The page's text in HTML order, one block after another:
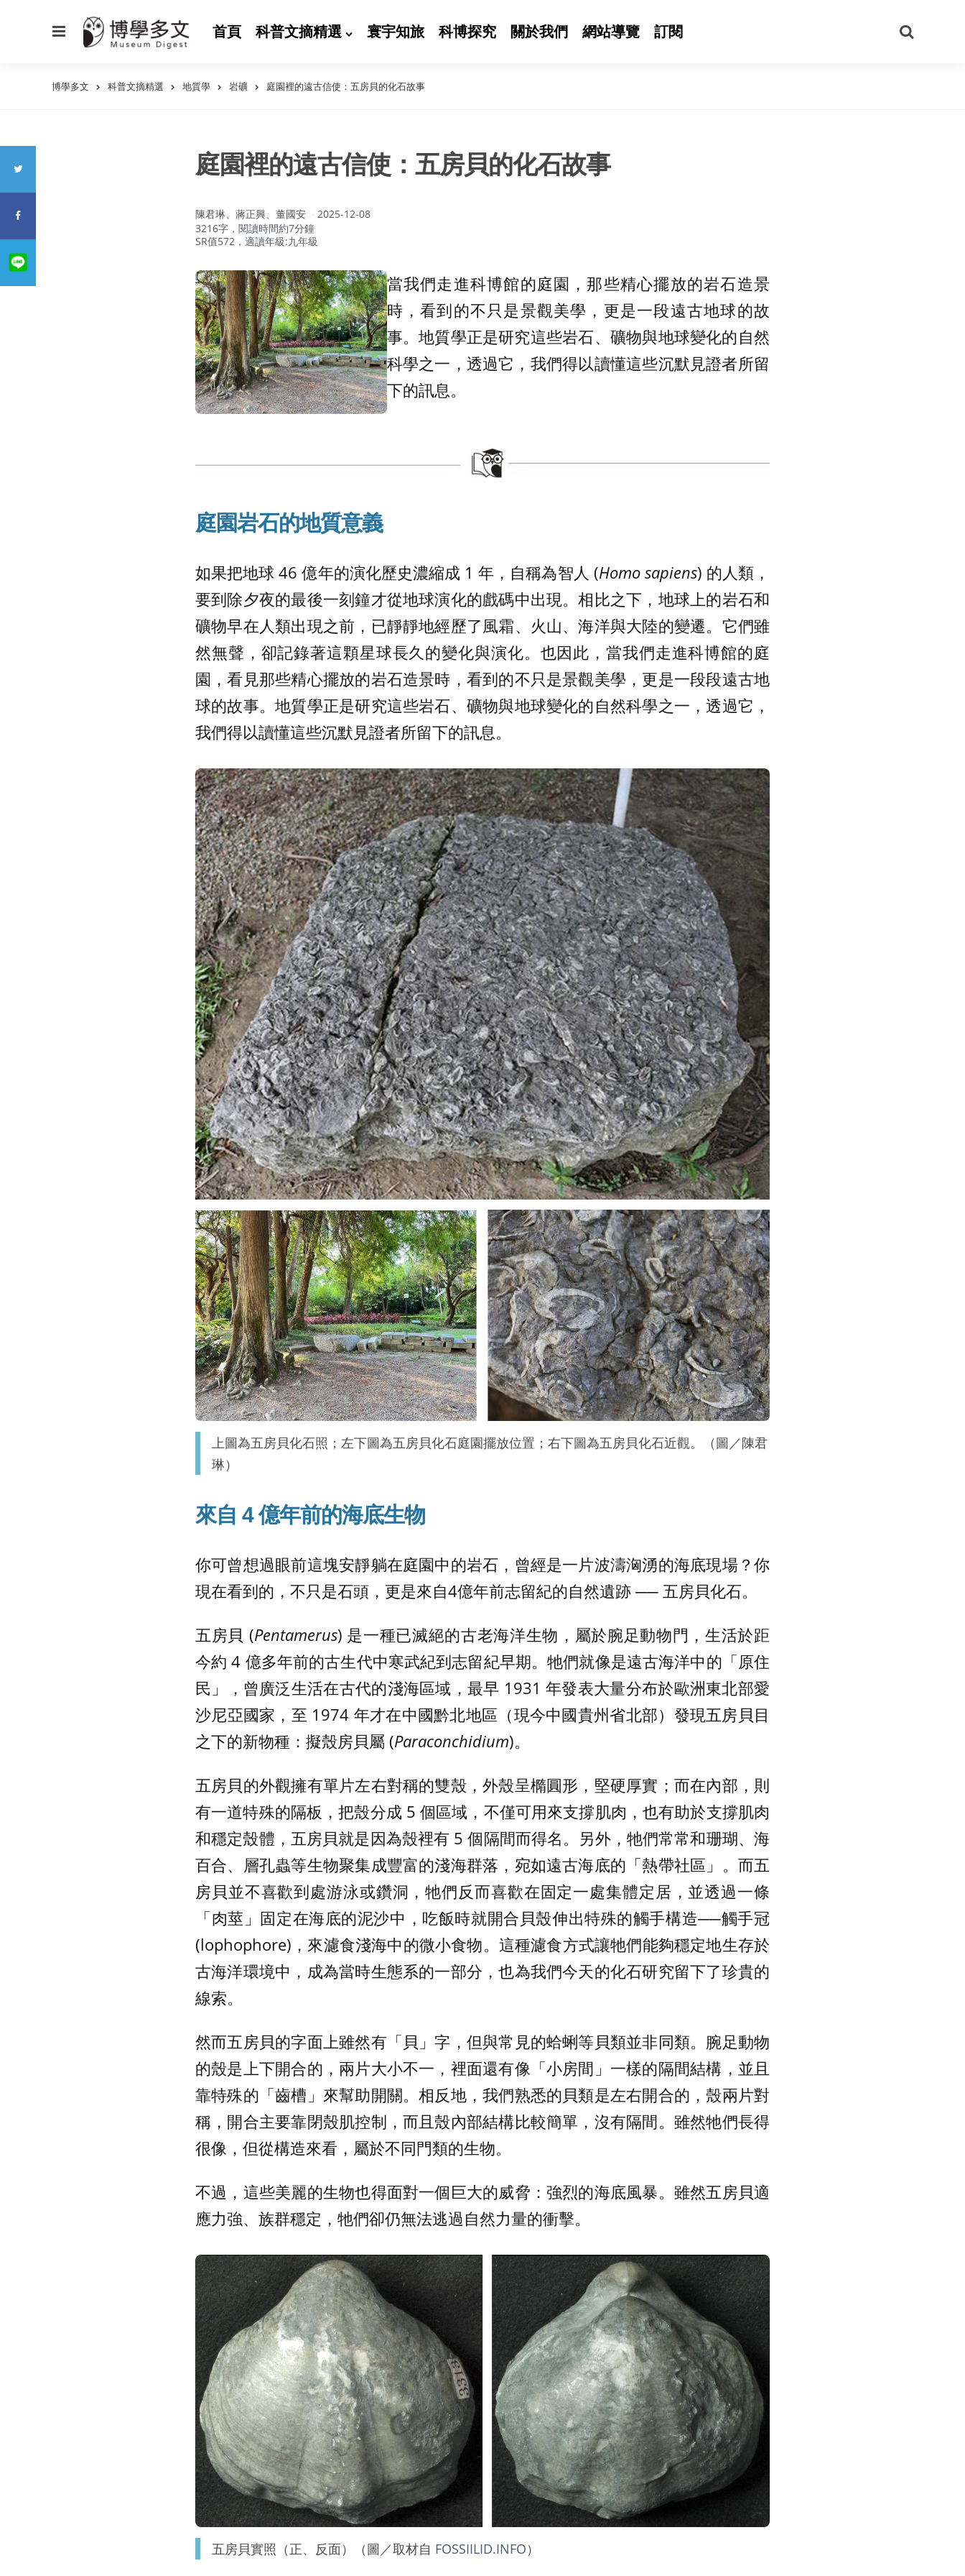
首頁 科普文摘精選 寰宇知旅 科博探究 關於我們 網站導覽 訂閱
尋
博學多文 科普文摘精選 地質學 岩礦 庭園裡的遠古信使：五房貝的化石故事
庭園裡的遠古信使：五房貝的化石故事
作
者：
陳君琳、蔣正興、董國安
2025-12-08
3216字，閱讀時間約7分鐘
SR值572，適讀年級:九年級
當我們走進科博館的庭園，那些精心擺放的岩石造景
時，看到的不只是景觀美學，更是一段遠古地球的故
事。地質學正是研究這些岩石、礦物與地球變化的自然
科學之一，透過它，我們得以讀懂這些沉默見證者所留
下的訊息。
庭園岩石的地質意義
如果把地球 46 億年的演化歷史濃縮成 1 年，自稱為智人 (Homo sapiens) 的人類，
要到除夕夜的最後一刻鐘才從地球演化的戲碼中出現。相比之下，地球上的岩石和
礦物早在人類出現之前，已靜靜地經歷了風霜、火山、海洋與大陸的變遷。它們雖
然無聲，卻記錄著這顆星球長久的變化與演化。也因此，當我們走進科博館的庭
園，看見那些精心擺放的岩石造景時，看到的不只是景觀美學，更是一段段遠古地
球的故事。地質學正是研究這些岩石、礦物與地球變化的自然科學之一，透過它，
我們得以讀懂這些沉默見證者所留下的訊息。
上圖為五房貝化石照；左下圖為五房貝化石庭園擺放位置；右下圖為五房貝化石近觀。（圖／陳君
琳）
來自 4 億年前的海底生物
你可曾想過眼前這塊安靜躺在庭園中的岩石，曾經是一片波濤洶湧的海底現場？你
現在看到的，不只是石頭，更是來自4億年前志留紀的自然遺跡 ── 五房貝化石。
五房貝 (Pentamerus) 是一種已滅絕的古老海洋生物，屬於腕足動物門，生活於距
今約 4 億多年前的古生代中寒武紀到志留紀早期。牠們就像是遠古海洋中的「原住
民」，曾廣泛生活在古代的淺海區域，最早 1931 年發表大量分布於歐洲東北部愛
沙尼亞國家，至 1974 年才在中國黔北地區（現今中國貴州省北部）發現五房貝目
之下的新物種：擬殼房貝屬 (Paraconchidium)。
五房貝的外觀擁有單片左右對稱的雙殼，外殼呈橢圓形，堅硬厚實；而在內部，則
有一道特殊的隔板，把殼分成 5 個區域，不僅可用來支撐肌肉，也有助於支撐肌肉
和穩定殼體，五房貝就是因為殼裡有 5 個隔間而得名。另外，牠們常常和珊瑚、海
百合、層孔蟲等生物聚集成豐富的淺海群落，宛如遠古海底的「熱帶社區」。而五
房貝並不喜歡到處游泳或鑽洞，牠們反而喜歡在固定一處集體定居，並透過一條
「肉莖」固定在海底的泥沙中，吃飯時就開合貝殼伸出特殊的觸手構造──觸手冠
(lophophore)，來濾食淺海中的微小食物。這種濾食方式讓牠們能夠穩定地生存於
古海洋環境中，成為當時生態系的一部分，也為我們今天的化石研究留下了珍貴的
線索。
然而五房貝的字面上雖然有「貝」字，但與常見的蛤蜊等貝類並非同類。腕足動物
的殼是上下開合的，兩片大小不一，裡面還有像「小房間」一樣的隔間結構，並且
靠特殊的「齒槽」來幫助開關。相反地，我們熟悉的貝類是左右開合的，殼兩片對
稱，開合主要靠閉殼肌控制，而且殼內部結構比較簡單，沒有隔間。雖然牠們長得
很像，但從構造來看，屬於不同門類的生物。
不過，這些美麗的生物也得面對一個巨大的威脅：強烈的海底風暴。雖然五房貝適
應力強、族群穩定，牠們卻仍無法逃過自然力量的衝擊。
五房貝實照（正、反面）（圖／取材自 FOSSIILID.INFO）